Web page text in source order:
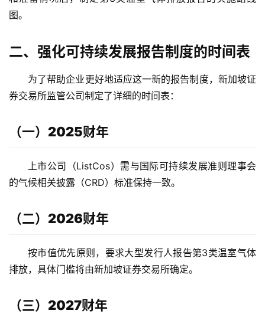
图。
二、强化可持续发展报告制度的时间表
为了帮助企业更好地适应这一新的报告制度，新加坡证
券交易所监管公司制定了详细的时间表：
（一）2025财年
上市公司（ListCos）需与国际可持续发展准则理事会
的气候相关披露（CRD）标准保持一致。
（二）2026财年
按市值优先原则，要求大型发行人报告第3类温室气体
排放，具体门槛将由新加坡证券交易所确定。
（三）2027财年